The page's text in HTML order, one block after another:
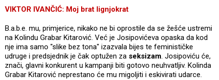
VIKTOR IVANČIĆ: Moj brat lignjokrat
B.a.b.e. mu, primjerice, nikako ne bi oprostile da se žešće ustremi
na Kolindu Grabar Kitarović. Već je Josipovićeva opaska da kod
nje ima samo "slike bez tona" izazvala bijes te feminističke
udruge i predsjednik je čak optužen za seksizam. Josipoviću će,
znači, glavni konkurent u kampanji biti gotovo neuhvatljiv. Kolinda
Grabar Kitarović neprestano će mu migoljiti i eskivirati udarce.